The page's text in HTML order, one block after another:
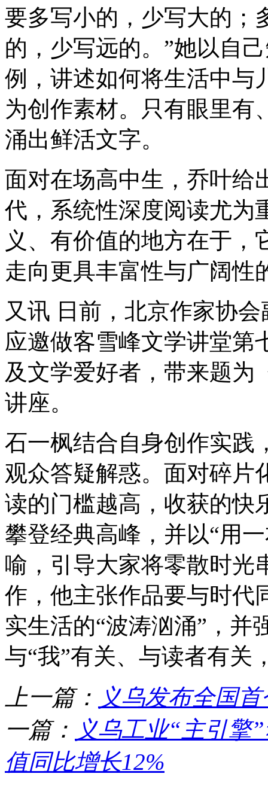
要多写小的，少写大的；
的，少写远的。”她以自
例，讲述如何将生活中与
为创作素材。只有眼里有
涌出鲜活文字。
面对在场高中生，乔叶给
代，系统性深度阅读尤为
义、有价值的地方在于，
走向更具丰富性与广阔性
又讯 日前，北京作家协
应邀做客雪峰文学讲堂第
及文学爱好者，带来题为
讲座。
石一枫结合自身创作实践
观众答疑解惑。面对碎片
读的门槛越高，收获的快
攀登经典高峰，并以“用
喻，引导大家将零散时光
作，他主张作品要与时代
实生活的“波涛汹涌”，
与“我”有关、与读者有关
上一篇： 义乌发布全国
一篇： 义乌工业“主引擎
值同比增长12%